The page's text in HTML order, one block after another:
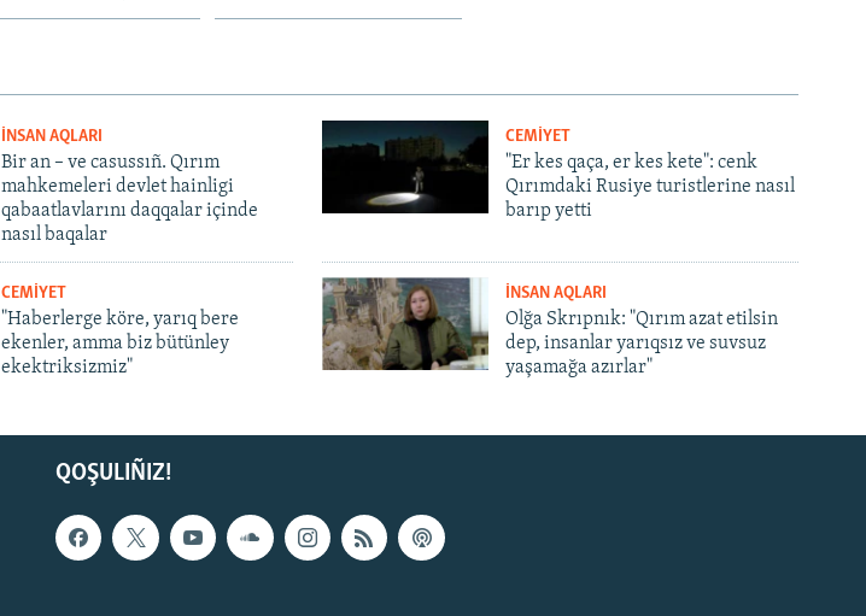
İNSAN AQLARI
Bir an – ve casussıñ. Qırım
mahkemeleri devlet hainligi
qabaatlavlarını daqqalar içinde
nasıl baqalar
CEMİYET
"Er kes qaça, er kes kete": cenk
Qırımdaki Rusiye turistlerine nasıl
barıp yetti
CEMİYET
"Haberlerge köre, yarıq bere
ekenler, amma biz bütünley
ekektriksizmiz"
İNSAN AQLARI
Olğa Skrıpnık: "Qırım azat etilsin
dep, insanlar yarıqsız ve suvsuz
yaşamağa azırlar"
QOŞULIÑIZ!